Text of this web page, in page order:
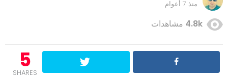
منذ 7 أعوام
4.8k مشاهدات
5
SHARES